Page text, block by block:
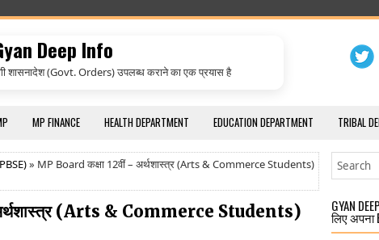
Deep Info
शासनादेश (Govt. Orders) उपलब्ध कराने का एक प्रयास है
MP FINANCE HEALTH DEPARTMENT EDUCATION DEPARTMENT TRIBAL
» MP Board कक्षा 12वीं – अर्थशास्त्र (Arts & Commerce Students)
(Arts & Commerce Students)
GYAN
लिए अपना